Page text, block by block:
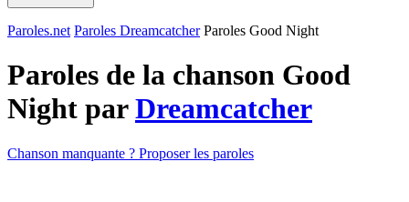
Paroles.net Paroles Dreamcatcher Paroles Good Night
Paroles de la chanson Good
Night parDreamcatcher
Chanson manquante ? Proposer les paroles